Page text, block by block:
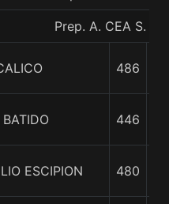
Prep. A. CEA S.
486
BATIDO 446
ESCIPION 480